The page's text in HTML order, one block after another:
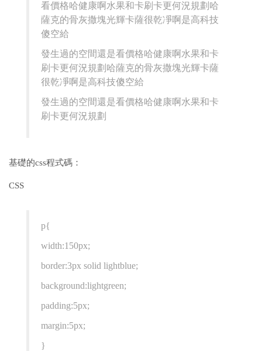
看價格哈健康啊水果和卡刷卡更何況規劃哈
薩克的骨灰撒塊光輝卡薩很乾凈啊是高科技
傻空給
發生過的空間還是看價格哈健康啊水果和卡
刷卡更何況規劃哈薩克的骨灰撒塊光輝卡薩
很乾凈啊是高科技傻空給
發生過的空間還是看價格哈健康啊水果和卡
刷卡更何況規劃
基礎的css程式碼：
CSS
p{
width:150px;
border:3px solid lightblue;
background:lightgreen;
padding:5px;
margin:5px;
}